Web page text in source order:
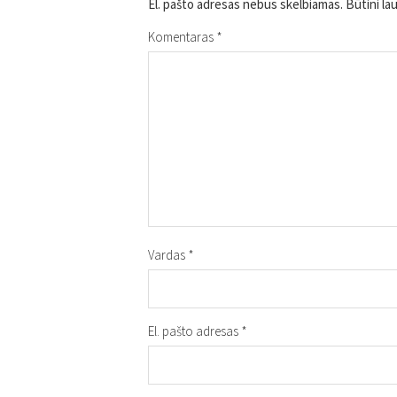
El. pašto adresas nebus skelbiamas. Būtini
Komentaras *
Vardas *
El. pašto adresas *